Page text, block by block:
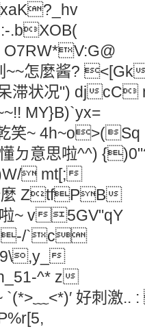
.bXOB(
O7RW*V:G@
怎麼酱?
呆滞状况") dj
MY}B)`yx=
乾笑~
懂ㄉ意思啦^^)
)W/ mt[;
麼 ZtfPB
啦~ v5GV"qY
x-/`c
n_51-^* z
~ `(*>﹏<*)′ 好